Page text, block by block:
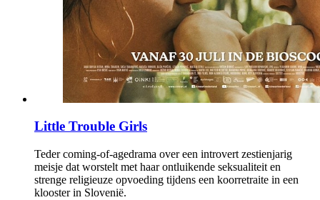
Little Trouble Girls
Teder coming-of-agedrama over een introvert zestienjarig
meisje dat worstelt met haar ontluikende seksualiteit en
strenge religieuze opvoeding tijdens een koorretraite in een
klooster in Slovenië.